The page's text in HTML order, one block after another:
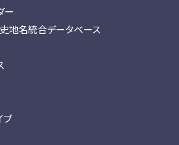
ー
地名統合データベース
ブ